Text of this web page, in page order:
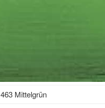
463 Mittelgrün